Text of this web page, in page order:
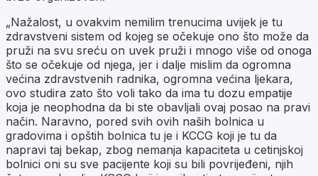
„Nažalost, u ovakvim nemilim trenucima uvijek je tu
zdravstveni sistem od kojeg se očekuje ono što može da
pruži na svu sreću on uvek pruži i mnogo više od onoga
što se očekuje od njega, jer i dalje mislim da ogromna
većina zdravstvenih radnika, ogromna većina ljekara,
ovo studira zato što voli tako da ima tu dozu empatije
koja je neophodna da bi ste obavljali ovaj posao na pravi
način. Naravno, pored svih ovih naših bolnica u
gradovima i opštih bolnica tu je i KCCG koji je tu da
napravi taj bekap, zbog nemanja kapaciteta u cetinjskoj
bolnici oni su sve pacijente koji su bili povrijeđeni, njih